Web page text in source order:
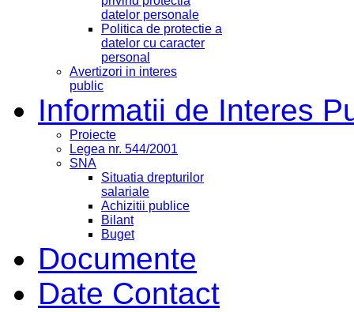
datelor personale
Politica de protectie a
datelor cu caracter
personal
Avertizori in interes
public
Informatii de Interes
Proiecte
Legea nr. 544/2001
SNA
Situatia drepturilor
salariale
Achizitii publice
Bilant
Buget
Documente
Date Contact